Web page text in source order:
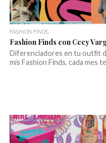
FASHION FINDS
Fashion Finds con Cecy
Diferenciadores en tu outfit
mis Fashion Finds, cada mes